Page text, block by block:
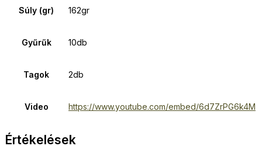
Súly (gr) 162gr
Gyűrűk 10db
Tagok 2db
Video https://www.youtube.com/embed/6d7ZrPG6k4M
Értékelések